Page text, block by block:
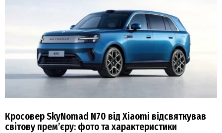
Кросовер SkyNomad N70 від Xiaomi відсвяткував
світову прем’єру: фото та характеристики